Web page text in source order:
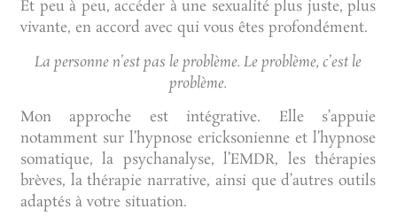
Et peu à peu, accéder à une sexualité plus juste, plus
vivante, en accord avec qui vous êtes profondément.
La personne n’est pas le problème. Le problème, c’est le
problème.
Mon approche est intégrative. Elle s’appuie
notamment sur l’hypnose ericksonienne et l’hypnose
somatique, la psychanalyse, l’EMDR, les thérapies
brèves, la thérapie narrative, ainsi que d’autres outils
adaptés à votre situation.